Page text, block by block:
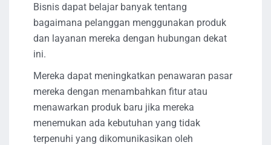
Bisnis dapat belajar banyak tentang
bagaimana pelanggan menggunakan produk
dan layanan mereka dengan hubungan dekat
ini.
Mereka dapat meningkatkan penawaran pasar
mereka dengan menambahkan fitur atau
menawarkan produk baru jika mereka
menemukan ada kebutuhan yang tidak
terpenuhi yang dikomunikasikan oleh